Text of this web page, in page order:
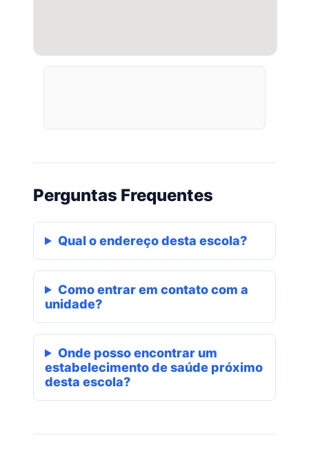
Perguntas Frequentes
Qual o endereço desta escola?
Como entrar em contato com a
unidade?
Onde posso encontrar um
estabelecimento de saúde próximo
desta escola?